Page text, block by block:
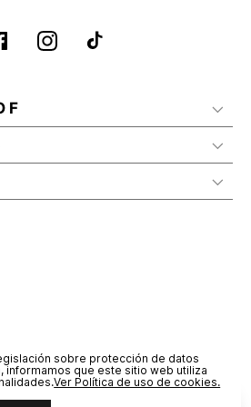
F
sobre protección de datos
informamos que este sitio web utiliza
Ver Política de uso de cookies.